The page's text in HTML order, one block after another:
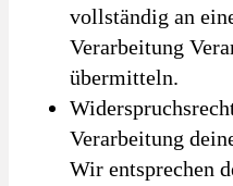
vollständig an
Verarbeitung
übermitteln.
Verarbeitung
Wir entsprechen